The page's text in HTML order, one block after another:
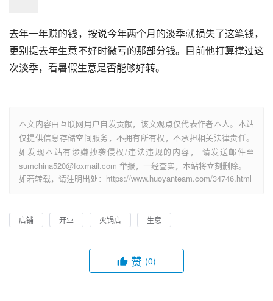
去年一年赚的钱，按说今年两个月的淡季就损失了这笔钱，
更别提去年生意不好时微亏的那部分钱。目前他打算撑过这
次淡季，看暑假生意是否能够好转。
本文内容由互联网用户自发贡献，该文观点仅代表作者本人。本站
仅提供信息存储空间服务，不拥有所有权，不承担相关法律责任。
如发现本站有涉嫌抄袭侵权/违法违规的内容， 请发送邮件至
sumchina520@foxmail.com 举报，一经查实，本站将立刻删除。
如若转载，请注明出处：https://www.huoyanteam.com/34746.html
店铺 开业 火锅店 生意
赞 (0)